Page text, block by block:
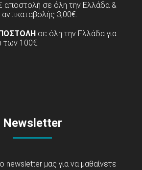
σε όλη την Ελλάδα &
3,00€.
σε όλη την Ελλάδα για
των 100€.
Newsletter
newsletter μας για να μαθαίνετε